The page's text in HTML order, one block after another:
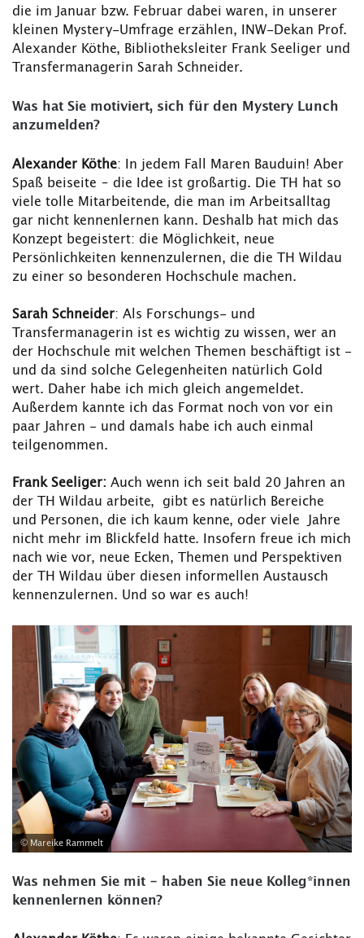
die im Januar bzw. Februar dabei waren, in unserer
kleinen Mystery-Umfrage erzählen, INW-Dekan Prof.
Alexander Köthe, Bibliotheksleiter Frank Seeliger und
Transfermanagerin Sarah Schneider.
Was hat Sie motiviert, sich für den Mystery Lunch
anzumelden?
Alexander Köthe: In jedem Fall Maren Bauduin! Aber
Spaß beiseite – die Idee ist großartig. Die TH hat so
viele tolle Mitarbeitende, die man im Arbeitsalltag
gar nicht kennenlernen kann. Deshalb hat mich das
Konzept begeistert: die Möglichkeit, neue
Persönlichkeiten kennenzulernen, die die TH Wildau
zu einer so besonderen Hochschule machen.
Sarah Schneider: Als Forschungs- und
Transfermanagerin ist es wichtig zu wissen, wer an
der Hochschule mit welchen Themen beschäftigt ist -
und da sind solche Gelegenheiten natürlich Gold
wert. Daher habe ich mich gleich angemeldet.
Außerdem kannte ich das Format noch von vor ein
paar Jahren - und damals habe ich auch einmal
teilgenommen.
Frank Seeliger: Auch wenn ich seit bald 20 Jahren an
der TH Wildau arbeite, gibt es natürlich Bereiche
und Personen, die ich kaum kenne, oder viele Jahre
nicht mehr im Blickfeld hatte. Insofern freue ich mich
nach wie vor, neue Ecken, Themen und Perspektiven
der TH Wildau über diesen informellen Austausch
kennenzulernen. Und so war es auch!
© Mareike Rammelt
Was nehmen Sie mit - haben Sie neue Kolleg*innen
kennenlernen können?